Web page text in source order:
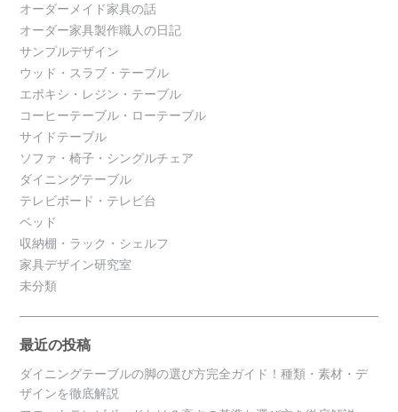
オーダーメイド家具の話
オーダー家具製作職人の日記
サンプルデザイン
ウッド・スラブ・テーブル
エポキシ・レジン・テーブル
コーヒーテーブル・ローテーブル
サイドテーブル
ソファ・椅子・シングルチェア
ダイニングテーブル
テレビボード・テレビ台
ベッド
収納棚・ラック・シェルフ
家具デザイン研究室
未分類
最近の投稿
ダイニングテーブルの脚の選び方完全ガイド！種類・素材・デ
ザインを徹底解説